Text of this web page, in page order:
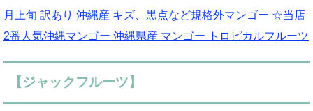
月上旬 訳あり 沖縄産 キズ、黒点など規格外マンゴー ☆当店
2番人気沖縄マンゴー 沖縄県産 マンゴー トロピカルフルーツ
【ジャックフルーツ】